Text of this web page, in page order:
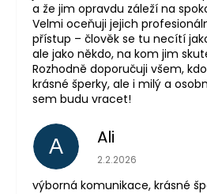
a že jim opravdu záleží na
Velmi oceňuji jejich
přístup – člověk se tu necítí
ale jako někdo, na kom jim
Rozhodně doporučuji všem,
krásné šperky, ale i milý a
sem budu vracet!
A Ali
Hodnocení obchodu
2.2.2026
výborná komunikace, krásné